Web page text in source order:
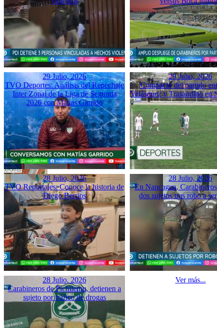
29 Julio, 2026
TVO Deportes: Análisis del Repechaje
Inter Zonal de la Liga de Segunda
2026 con Matías Garrido
29 Julio, 2026
Compacto del partido
Velásquez y Trasandino en
28 Julio, 2026
TVO Reportajes: Conoce la historia de
Diego Berrios
28 Julio, 2026
En Nancagua,
dos sujetos tras robo a
28 Julio, 2026
Carabineros de Pichilemu, detienen a
sujeto por tráfico de drogas
Ver más...